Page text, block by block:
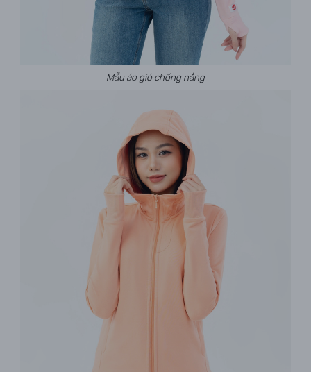
Mẫu áo gió chống nắng